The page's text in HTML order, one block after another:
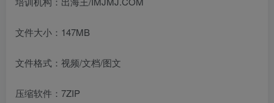
文件大小：147MB
文件格式：视频/文档/图文
压缩软件：7ZIP